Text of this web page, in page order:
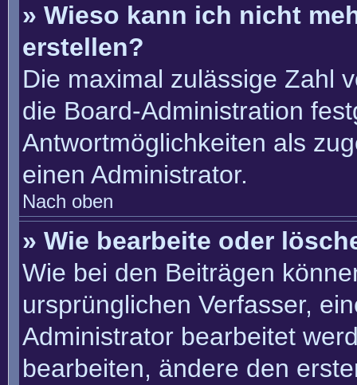
» Wieso kann ich nicht
erstellen?
Die maximal zulässige Zahl
die Board-Administration
Antwortmöglichkeiten als
einen Administrator.
Nach oben
» Wie bearbeite oder
Wie bei den Beiträgen
ursprünglichen Verfasser,
Administrator bearbeitet
bearbeiten, ändere den